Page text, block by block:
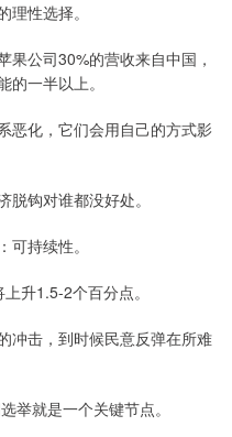
性选择。
果公司30%的营收来自中国，
一半以上。
恶化，它们会用自己的方式影
钩对谁都没好处。
持续性。
升1.5-2个百分点。
冲击，到时候民意反弹在所难
举就是一个关键节点。